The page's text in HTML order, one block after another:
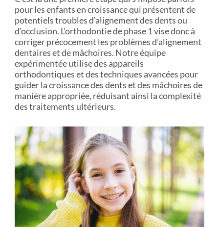
pour les enfants en croissance qui présentent de
potentiels troubles d’alignement des dents ou
d’occlusion. L’orthodontie de phase 1 vise donc à
corriger précocement les problèmes d’alignement
dentaires et de mâchoires. Notre équipe
expérimentée utilise des appareils
orthodontiques et des techniques avancées pour
guider la croissance des dents et des mâchoires de
manière appropriée, réduisant ainsi la complexité
des traitements ultérieurs.